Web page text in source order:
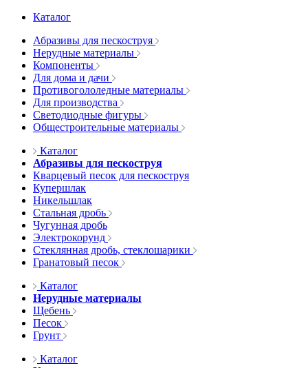
Каталог
Абразивы для пескоструя
Нерудные материалы
Компоненты
Для дома и дачи
Противогололедные материалы
Для производства
Светодиодные фигуры
Общестроительные материалы
Каталог
Абразивы для пескоструя
Кварцевый песок для пескоструя
Купершлак
Никельшлак
Стальная дробь
Чугунная дробь
Электрокорунд
Стеклянная дробь, стеклошарики
Гранатовый песок
Каталог
Нерудные материалы
Щебень
Песок
Грунт
Каталог